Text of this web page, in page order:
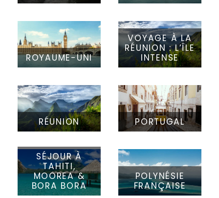
ROYAUME-UNI
VOYAGE À LA
RÉUNION : L’ÎLE
INTENSE
RÉUNION PORTUGAL
SÉJOUR À
TAHITI,
MOOREA &
BORA BORA
POLYNÉSIE
FRANÇAISE